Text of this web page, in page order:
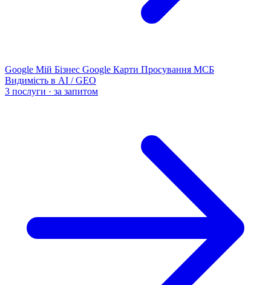
Google Мій Бізнес Google Карти Просування МСБ
Видимість в AI / GEO
3 послуги · за запитом